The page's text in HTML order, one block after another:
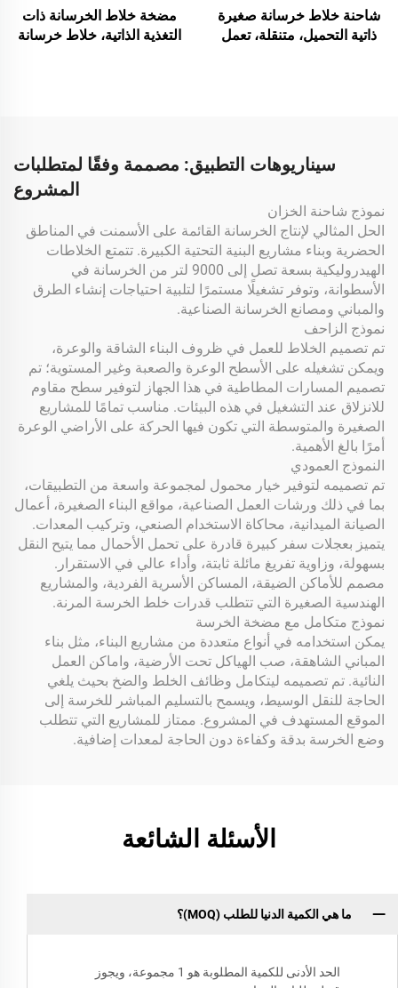
شاحنة خلاط خرسانة صغيرة
ذاتية التحميل، متنقلة، تعمل
مضخة خلاط الخرسانة ذات
التغذية الذاتية، خلاط خرسانة
سيناريوهات التطبيق: مصممة وفقًا لمتطلبات
المشروع
نموذج شاحنة الخزان
الحل المثالي لإنتاج الخرسانة القائمة على الأسمنت في المناطق
الحضرية وبناء مشاريع البنية التحتية الكبيرة. تتمتع الخلاطات
الهيدروليكية بسعة تصل إلى 9000 لتر من الخرسانة في
الأسطوانة، وتوفر تشغيلًا مستمرًا لتلبية احتياجات إنشاء الطرق
والمباني ومصانع الخرسانة الصناعية.
نموذج الزاحف
تم تصميم الخلاط للعمل في ظروف البناء الشاقة والوعرة،
ويمكن تشغيله على الأسطح الوعرة والصعبة وغير المستوية؛ تم
تصميم المسارات المطاطية في هذا الجهاز لتوفير سطح مقاوم
للانزلاق عند التشغيل في هذه البيئات. مناسب تمامًا للمشاريع
الصغيرة والمتوسطة التي تكون فيها الحركة على الأراضي الوعرة
أمرًا بالغ الأهمية.
النموذج العمودي
تم تصميمه لتوفير خيار محمول لمجموعة واسعة من التطبيقات،
بما في ذلك ورشات العمل الصناعية، مواقع البناء الصغيرة، أعمال
الصيانة الميدانية، محاكاة الاستخدام الصنعي، وتركيب المعدات.
يتميز بعجلات سفر كبيرة قادرة على تحمل الأحمال مما يتيح النقل
بسهولة، وزاوية تفريغ مائلة ثابتة، وأداء عالي في الاستقرار.
مصمم للأماكن الضيقة، المساكن الأسرية الفردية، والمشاريع
الهندسية الصغيرة التي تتطلب قدرات خلط الخرسة المرنة.
نموذج متكامل مع مضخة الخرسة
يمكن استخدامه في أنواع متعددة من مشاريع البناء، مثل بناء
المباني الشاهقة، صب الهياكل تحت الأرضية، واماكن العمل
النائية. تم تصميمه ليتكامل وظائف الخلط والضخ بحيث يلغي
الحاجة للنقل الوسيط، ويسمح بالتسليم المباشر للخرسة إلى
الموقع المستهدف في المشروع. ممتاز للمشاريع التي تتطلب
وضع الخرسة بدقة وكفاءة دون الحاجة لمعدات إضافية.
الأسئلة الشائعة
ما هي الكمية الدنيا للطلب (MOQ)؟
الحد الأدنى للكمية المطلوبة هو 1 مجموعة، ويجوز